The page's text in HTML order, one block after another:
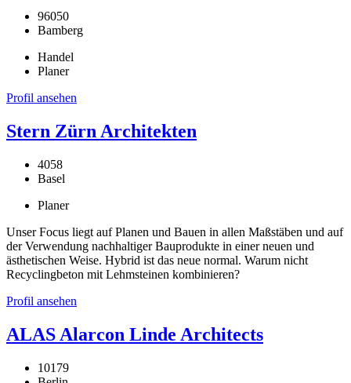
96050
Bamberg
Handel
Planer
Profil ansehen
Stern Zürn Architekten
4058
Basel
Planer
Unser Focus liegt auf Planen und Bauen in allen Maßstäben und auf
der Verwendung nachhaltiger Bauprodukte in einer neuen und
ästhetischen Weise. Hybrid ist das neue normal. Warum nicht
Recyclingbeton mit Lehmsteinen kombinieren?
Profil ansehen
ALAS Alarcon Linde Architects
10179